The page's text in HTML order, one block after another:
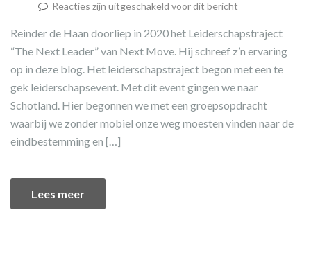
Reacties zijn uitgeschakeld voor dit bericht
Reinder de Haan doorliep in 2020 het Leiderschapstraject
“The Next Leader” van Next Move. Hij schreef z’n ervaring
op in deze blog. Het leiderschapstraject begon met een te
gek leiderschapsevent. Met dit event gingen we naar
Schotland. Hier begonnen we met een groepsopdracht
waarbij we zonder mobiel onze weg moesten vinden naar de
eindbestemming en […]
Lees meer